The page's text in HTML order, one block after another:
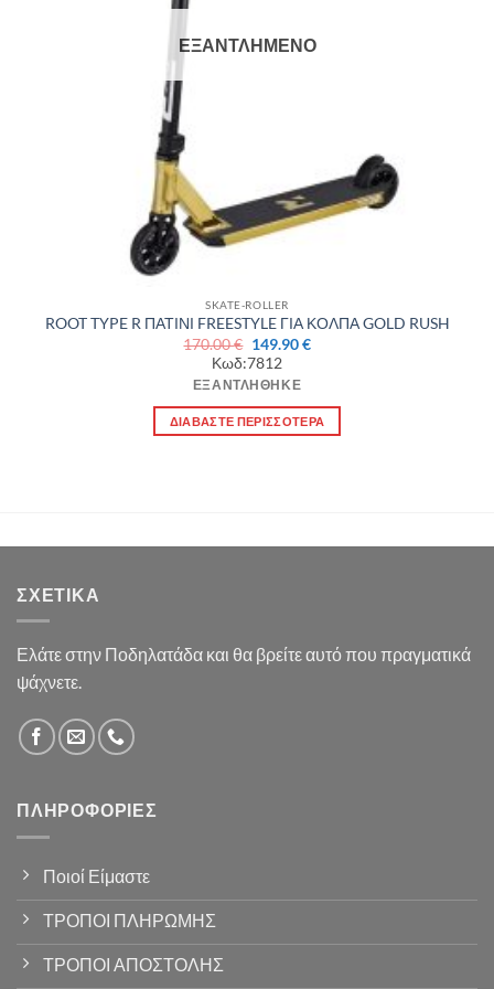
ΕΞΑΝΤΛΗΜΈΝΟ
SKATE-ROLLER
ROOT TYPE R ΠΑΤΙΝΙ FREESTYLE ΓΙΑ ΚΟΛΠΑ GOLD RUSH
170.00€ Original
price
was:
170.00 €.
149.90€Η
Κωδ:7812
ΕΞΑΝΤΛΉΘΗΚΕ
ΔΙΑΒΆΣΤΕ ΠΕΡΙΣΣΌΤΕΡΑ
ΣΧΕΤΙΚΆ
Ελάτε στην Ποδηλατάδα και θα βρείτε αυτό που πραγματικά
ψάχνετε.
ΠΛΗΡΟΦΟΡΊΕΣ
Ποιοί Είμαστε
ΤΡΟΠΟΙ ΠΛΗΡΩΜΗΣ
ΤΡΟΠΟΙ ΑΠΟΣΤΟΛΗΣ